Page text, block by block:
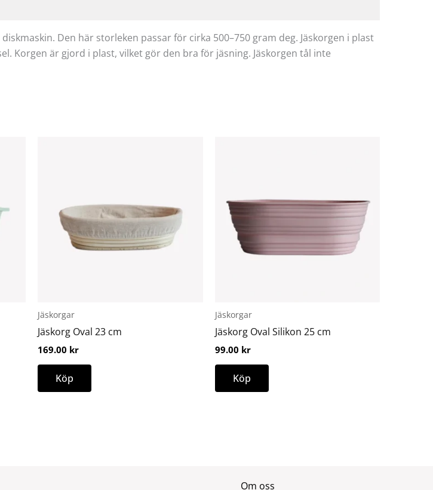
Den här storleken passar för cirka 500–750 gram deg. Jäskorgen i plast
Korgen är gjord i plast, vilket gör den bra för jäsning. Jäskorgen tål inte
Jäskorgar
Jäskorg Oval 23 cm
169.00 kr
Köp
Jäskorgar
Jäskorg Oval Silikon 25 cm
99.00 kr
Köp
flera
varianter.
De
olika
produktsidan
Om oss